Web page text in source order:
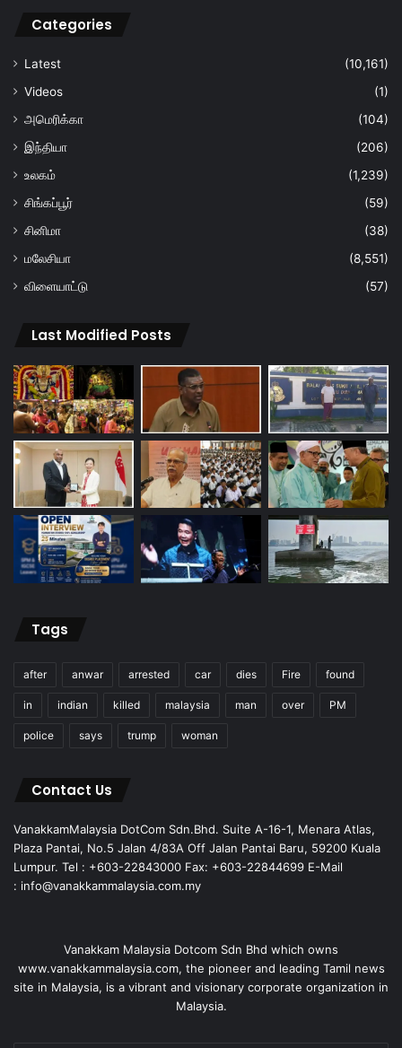
Categories
Latest
(10,161)
Videos
(1)
அமெரிக்கா
(104)
இந்தியா
(206)
உலகம்
(1,239)
சிங்கப்பூர்
(59)
சினிமா
(38)
மலேசியா
(8,551)
விளையாட்டு
(57)
Last Modified Posts
Tags
after anwar arrested car dies Fire found
in indian killed malaysia man over PM
police says trump woman
Contact Us
VanakkamMalaysia DotCom Sdn.Bhd. Suite A-16-1, Menara Atlas,
Plaza Pantai, No.5 Jalan 4/83A Off Jalan Pantai Baru, 59200 Kuala
Lumpur. Tel : +603-22843000 Fax: +603-22844699 E-Mail
: info@vanakkammalaysia.com.my
Vanakkam Malaysia Dotcom Sdn Bhd which owns
www.vanakkammalaysia.com, the pioneer and leading Tamil news
site in Malaysia, is a vibrant and visionary corporate organization in
Malaysia.